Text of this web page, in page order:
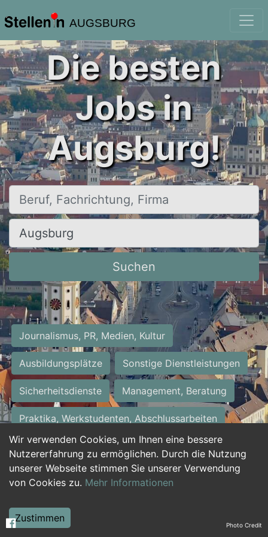
AUGSBURG
Wir verwenden Cookies, um Ihnen eine bessere
Nutzererfahrung zu ermöglichen. Durch die Nutzung
unserer Webseite stimmen Sie unserer Verwendung
von Cookies zu. Mehr Informationen
Zustimmen
Die besten
Jobs in
Augsburg!
Beruf, Fachrichtung, Firma
Ort, Stadt
Suchen
Journalismus, PR, Medien, Kultur
Ausbildungsplätze Sonstige Dienstleistungen
Sicherheitsdienste Management, Beratung
Praktika, Werkstudenten, Abschlussarbeiten
Personalwesen Assistenz, Sekretariat
Hilfskräfte, Aushilfs- und Nebenjobs
Weiterbildung, Studium, duale Ausbildung Photo Credit